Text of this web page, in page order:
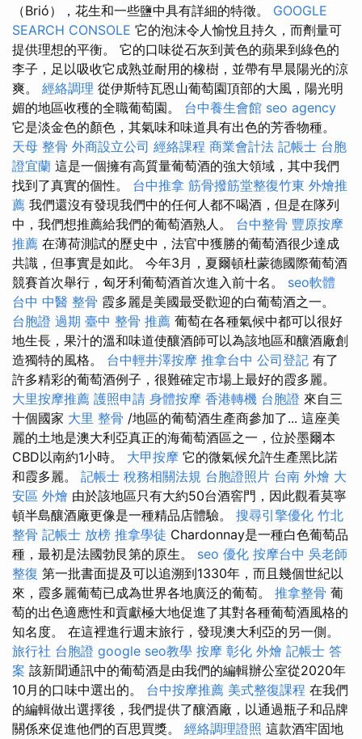
（Brió），花生和一些鹽中具有詳細的特徵。 GOOGLE
SEARCH CONSOLE 它的泡沫令人愉悅且持久，而劑量可
提供理想的平衡。 它的口味從石灰到黃色的蘋果到綠色的
李子，足以吸收它成熟並耐用的橡樹，並帶有早晨陽光的涼
爽。 經絡調理 從伊斯特瓦恩山葡萄園頂部的大風，陽光明
媚的地區收穫的全職葡萄園。 台中養生會館 seo agency
它是淡金色的顏色，其氣味和味道具有出色的芳香物種。
天母 整骨 外商設立公司 經絡課程 商業會計法 記帳士 台胞
證宜蘭 這是一個擁有高質量葡萄酒的強大領域，其中我們
找到了真實的個性。 台中推拿 筋骨撥筋堂整復竹東 外燴推
薦 我們還沒有發現我們中的任何人都不喝酒，但是在隊列
中，我們想推薦給我們的葡萄酒熟人。 台中整骨 豐原按摩
推薦 在薄荷測試的歷史中，法官中獲勝的葡萄酒很少達成
共識，但事實是如此。 今年3月，夏爾頓杜蒙德國際葡萄酒
競賽首次舉行，匈牙利葡萄酒首次進入前十名。 seo軟體
台中 中醫 整骨 霞多麗是美國最受歡迎的白葡萄酒之一。
台胞證 過期 臺中 整骨 推薦 葡萄在各種氣候中都可以很好
地生長，果汁的溫和味道使釀酒師可以為該地區和釀酒廠創
造獨特的風格。 台中輕井澤按摩 推拿台中 公司登記 有了
許多精彩的葡萄酒例子，很難確定市場上最好的霞多麗。
大里按摩推薦 護照申請 身體按摩 香港轉機 台胞證 來自三
十個國家 大里 整骨 /地區的葡萄酒生產商參加了... 這座美
麗的土地是澳大利亞真正的海葡萄酒區之一，位於墨爾本
CBD以南約1小時。 大甲按摩 它的微氣候允許生產黑比諾
和霞多麗。 記帳士 稅務相關法規 台胞證照片 台南 外燴 大
安區 外燴 由於該地區只有大約50台酒窖門，因此觀看莫寧
頓半島釀酒廠更像是一種精品店體驗。 搜尋引擎優化 竹北
整骨 記帳士 放榜 推拿學徒 Chardonnay是一種白色葡萄品
種，最初是法國勃艮第的原生。 seo 優化 按摩台中 吳老師
整復 第一批書面提及可以追溯到1330年，而且幾個世紀以
來，霞多麗葡萄已成為世界各地廣泛的葡萄。 推拿整骨 葡
萄的出色適應性和貢獻極大地促進了其對各種葡萄酒風格的
知名度。 在這裡進行週末旅行，發現澳大利亞的另一側。
旅行社 台胞證 google seo教學 按摩 彰化 外燴 記帳士 答
案 該新聞通訊中的葡萄酒是由我們的編輯辦公室從2020年
10月的口味中選出的。 台中按摩推薦 美式整復課程 在我們
的編輯做出選擇後，我們提供了釀酒廠，以通過瓶子和品牌
關係來促進他們的百思買獎。 經絡調理證照 這款酒牢固地